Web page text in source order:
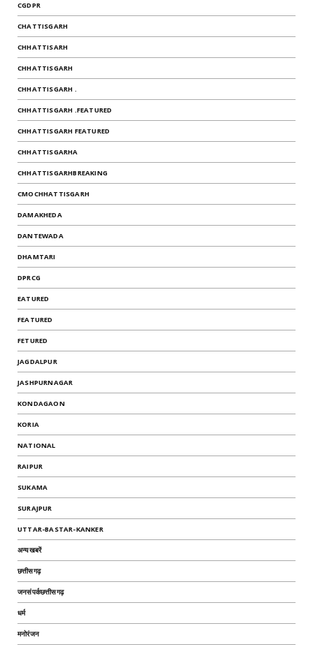
CGDPR
CHATTISGARH
CHHATTISARH
CHHATTISGARH
CHHATTISGARH .
CHHATTISGARH .FEATURED
CHHATTISGARH FEATURED
CHHATTISGARHA
CHHATTISGARHBREAKING
CMOCHHATTISGARH
DAMAKHEDA
DANTEWADA
DHAMTARI
DPRCG
EATURED
FEATURED
FETURED
JAGDALPUR
JASHPURNAGAR
KONDAGAON
KORIA
NATIONAL
RAIPUR
SUKAMA
SURAJPUR
UTTAR-BASTAR-KANKER
अन्यखबरें
छत्तीसगढ़
जनसंपर्कछत्तीसगढ़
धर्म
मनोरंजन